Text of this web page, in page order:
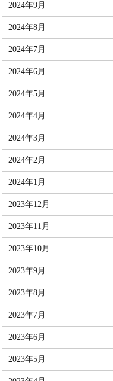
2024年9月
2024年8月
2024年7月
2024年6月
2024年5月
2024年4月
2024年3月
2024年2月
2024年1月
2023年12月
2023年11月
2023年10月
2023年9月
2023年8月
2023年7月
2023年6月
2023年5月